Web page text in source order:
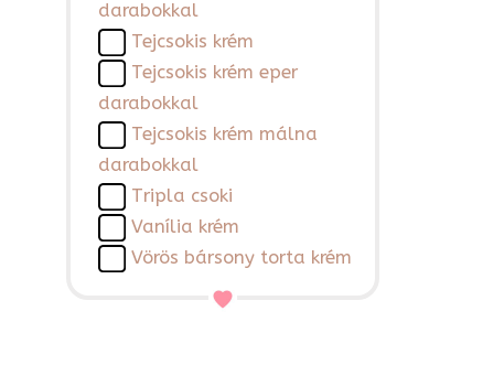
darabokkal
Tejcsokis krém
Tejcsokis krém eper
darabokkal
Tejcsokis krém málna
darabokkal
Tripla csoki
Vanília krém
Vörös bársony torta krém